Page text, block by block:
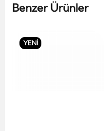
Benzer Ürünler
YENİ